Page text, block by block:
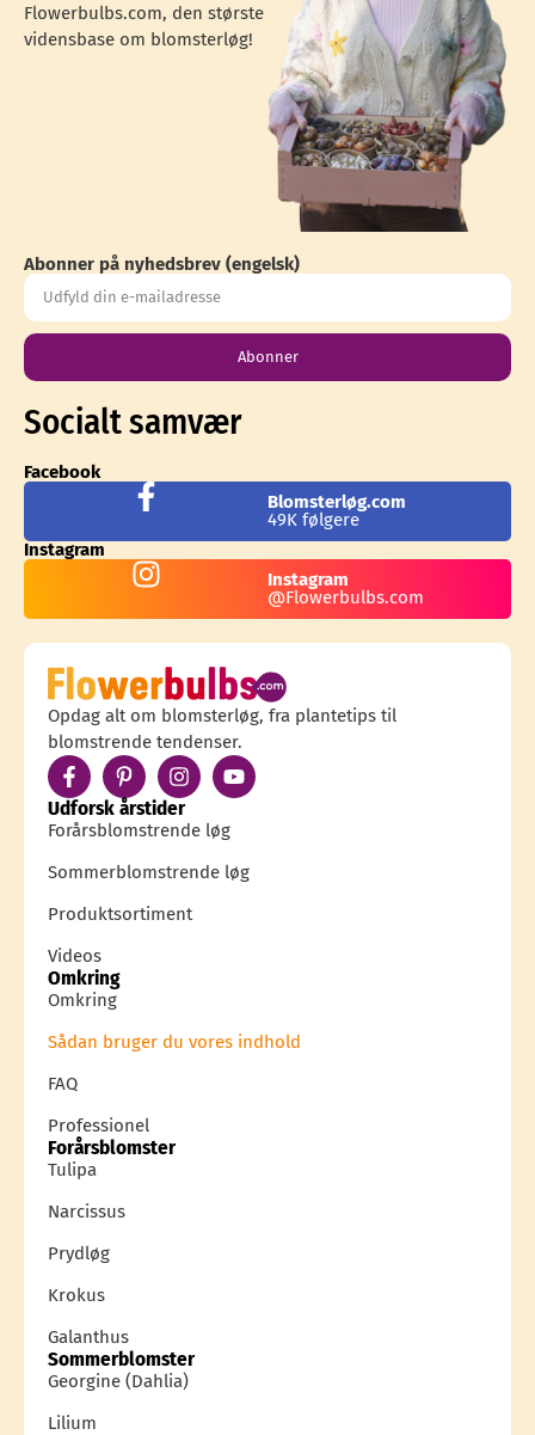
Flowerbulbs.com, den største
vidensbase om blomsterløg!
Abonner på nyhedsbrev (engelsk)
Abonner
Socialt samvær
Facebook
Blomsterløg.com
49K følgere
Instagram
Instagram
@Flowerbulbs.com
Opdag alt om blomsterløg, fra plantetips til
blomstrende tendenser.
Udforsk årstider
Forårsblomstrende løg
Sommerblomstrende løg
Produktsortiment
Videos
Omkring
Omkring
Sådan bruger du vores indhold
FAQ
Professionel
Forårsblomster
Tulipa
Narcissus
Prydløg
Krokus
Galanthus
Sommerblomster
Georgine (Dahlia)
Lilium